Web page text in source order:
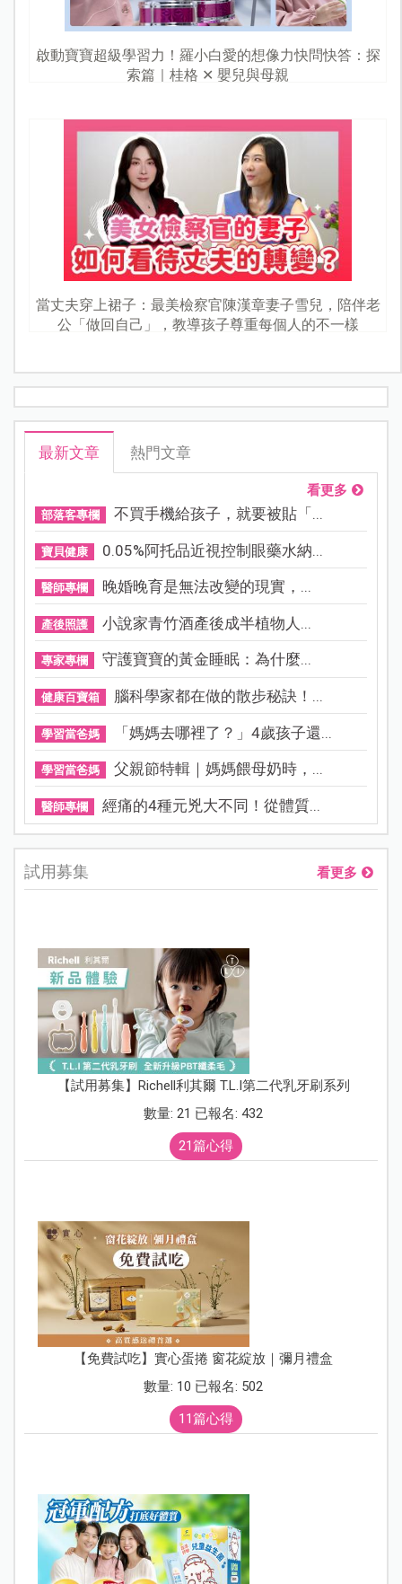
啟動寶寶超級學習力！羅小白愛的想像力快問快答：探
索篇｜桂格 ✕ 嬰兒與母親
當丈夫穿上裙子：最美檢察官陳漢章妻子雪兒，陪伴老
公「做回自己」，教導孩子尊重每個人的不一樣
最新文章 熱門文章
看更多
部落客專欄 不買手機給孩子，就要被貼「...
寶貝健康 0.05%阿托品近視控制眼藥水納...
醫師專欄 晚婚晚育是無法改變的現實，...
產後照護 小說家青竹酒產後成半植物人...
專家專欄 守護寶寶的黃金睡眠：為什麼...
健康百寶箱 腦科學家都在做的散步秘訣！...
學習當爸媽 「媽媽去哪裡了？」4歲孩子還...
學習當爸媽 父親節特輯｜媽媽餵母奶時，...
醫師專欄 經痛的4種元兇大不同！從體質...
試用募集 看更多
【試用募集】Richell利其爾 T.L.I第二代乳牙刷系列
數量: 21 已報名: 432
21篇心得
【免費試吃】實心蛋捲 窗花綻放｜彌月禮盒
數量: 10 已報名: 502
11篇心得